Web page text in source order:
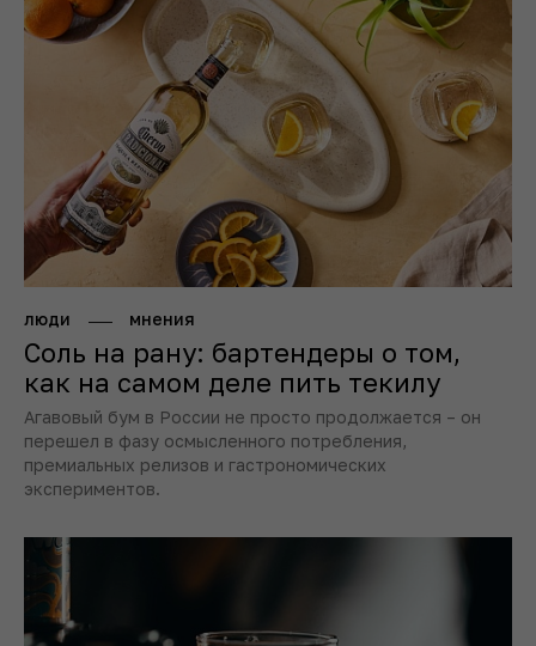
люди мнения
Соль на рану: бартендеры о том,
как на самом деле пить текилу
Агавовый бум в России не просто продолжается – он
перешел в фазу осмысленного потребления,
премиальных релизов и гастрономических
экспериментов.